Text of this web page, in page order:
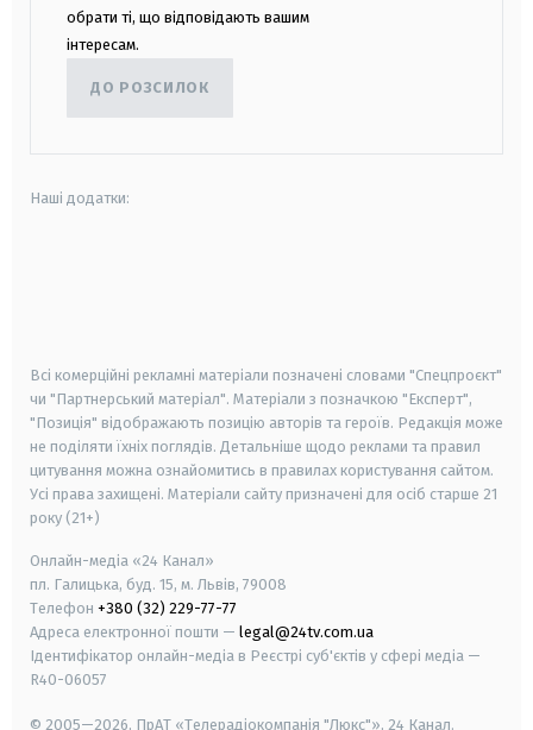
обрати ті, що відповідають вашим
інтересам.
ДО РОЗСИЛОК
Наші додатки:
Всі комерційні рекламні матеріали позначені словами "Спецпроєкт"
чи "Партнерський матеріал". Матеріали з позначкою "Експерт",
"Позиція" відображають позицію авторів та героїв. Редакція може
не поділяти їхніх поглядів. Детальніше щодо реклами та правил
цитування можна ознайомитись в правилах користування сайтом.
Усі права захищені. Матеріали сайту призначені для осіб старше 21
року (21+)
Онлайн-медіа «24 Канал»
пл. Галицька, буд. 15, м. Львів, 79008
Телефон +380 (32) 229-77-77
Адреса електронної пошти — legal@24tv.com.ua
Ідентифікатор онлайн-медіа в Реєстрі суб'єктів у сфері медіа —
R40-06057
© 2005—2026, ПрАТ «Телерадіокомпанія "Люкс"», 24 Канал.